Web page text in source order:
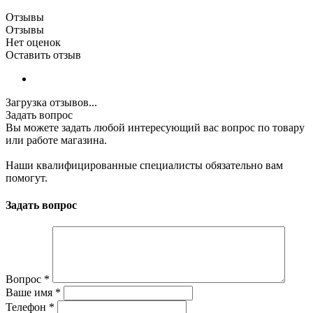
Отзывы
Отзывы
Нет оценок
Оставить отзыв
Загрузка отзывов...
Задать вопрос
Вы можете задать любой интересующий вас вопрос по товару
или работе магазина.
Наши квалифицированные специалисты обязательно вам
помогут.
Задать вопрос
Вопрос *
Ваше имя *
Телефон *